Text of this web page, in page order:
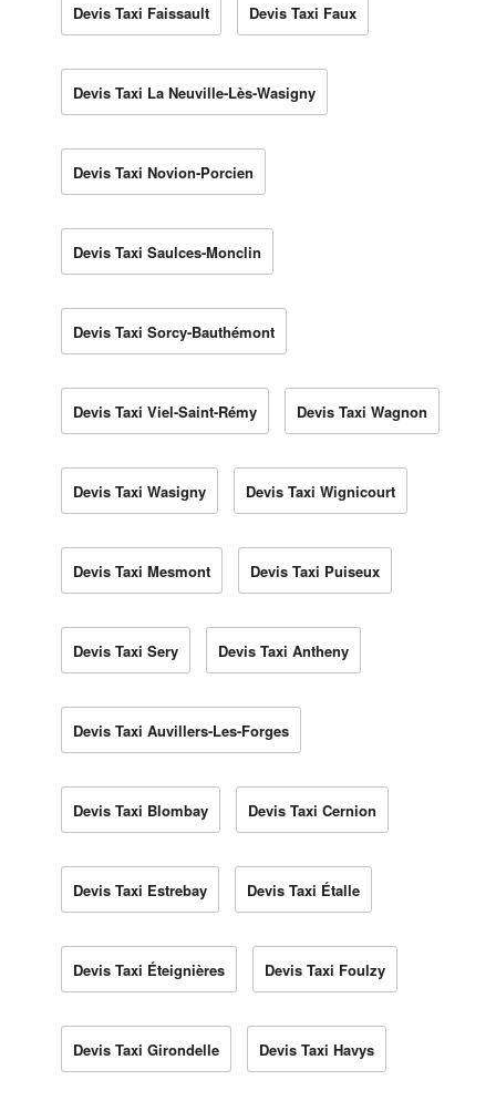
Devis Taxi Faissault Devis Taxi Faux
Devis Taxi La Neuville-Lès-Wasigny
Devis Taxi Novion-Porcien
Devis Taxi Saulces-Monclin
Devis Taxi Sorcy-Bauthémont
Devis Taxi Viel-Saint-Rémy Devis Taxi Wagnon
Devis Taxi Wasigny Devis Taxi Wignicourt
Devis Taxi Mesmont Devis Taxi Puiseux
Devis Taxi Sery Devis Taxi Antheny
Devis Taxi Auvillers-Les-Forges
Devis Taxi Blombay Devis Taxi Cernion
Devis Taxi Estrebay Devis Taxi Étalle
Devis Taxi Éteignières Devis Taxi Foulzy
Devis Taxi Girondelle Devis Taxi Havys